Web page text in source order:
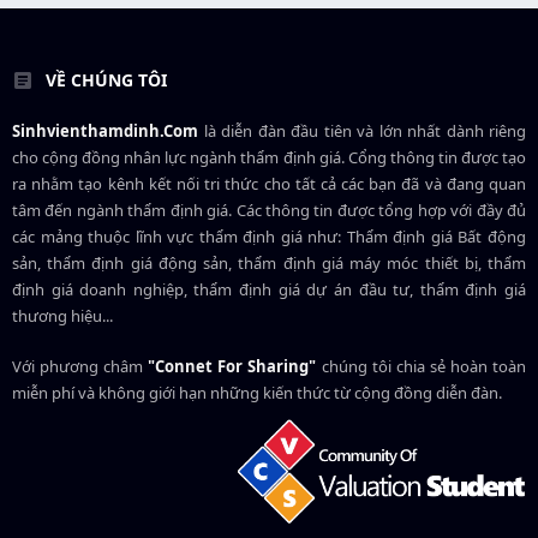
VỀ CHÚNG TÔI
Sinhvienthamdinh.Com là diễn đàn đầu tiên và lớn nhất dành riêng
cho cộng đồng nhân lực ngànhthẩm định giá. Cổng thông tin được tạo
ra nhằm tạo kênh kết nối tri thức cho tất cả các bạn đã và đang quan
tâm đến ngành thẩm định giá. Các thông tin được tổng hợp với đầy đủ
các mảng thuộc lĩnh vực thẩm định giá như: Thẩm định giá Bất động
sản, thẩm định giá động sản, thẩm định giá máy móc thiết bị, thẩm
định giá doanh nghiệp, thẩm định giá dự án đầu tư, thẩm định giá
thương hiệu...
Với phương châm"Connet For Sharing" chúng tôi chia sẻ hoàn toàn
miễn phí và không giới hạn những kiến thức từ cộng đồng diễn đàn.